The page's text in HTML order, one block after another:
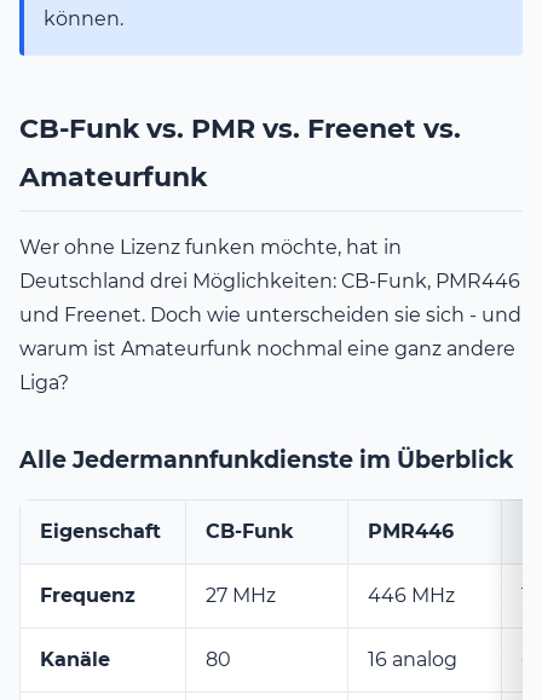
können.
CB-Funk vs. PMR vs. Freenet vs.
Amateurfunk
Wer ohne Lizenz funken möchte, hat in
Deutschland drei Möglichkeiten: CB-Funk, PMR446
und Freenet. Doch wie unterscheiden sie sich - und
warum ist Amateurfunk nochmal eine ganz andere
Liga?
Alle Jedermannfunkdienste im Überblick
Eigenschaft CB-Funk PMR446
Frequenz 27 MHz 446 MHz
Kanäle 80 16 analog 6